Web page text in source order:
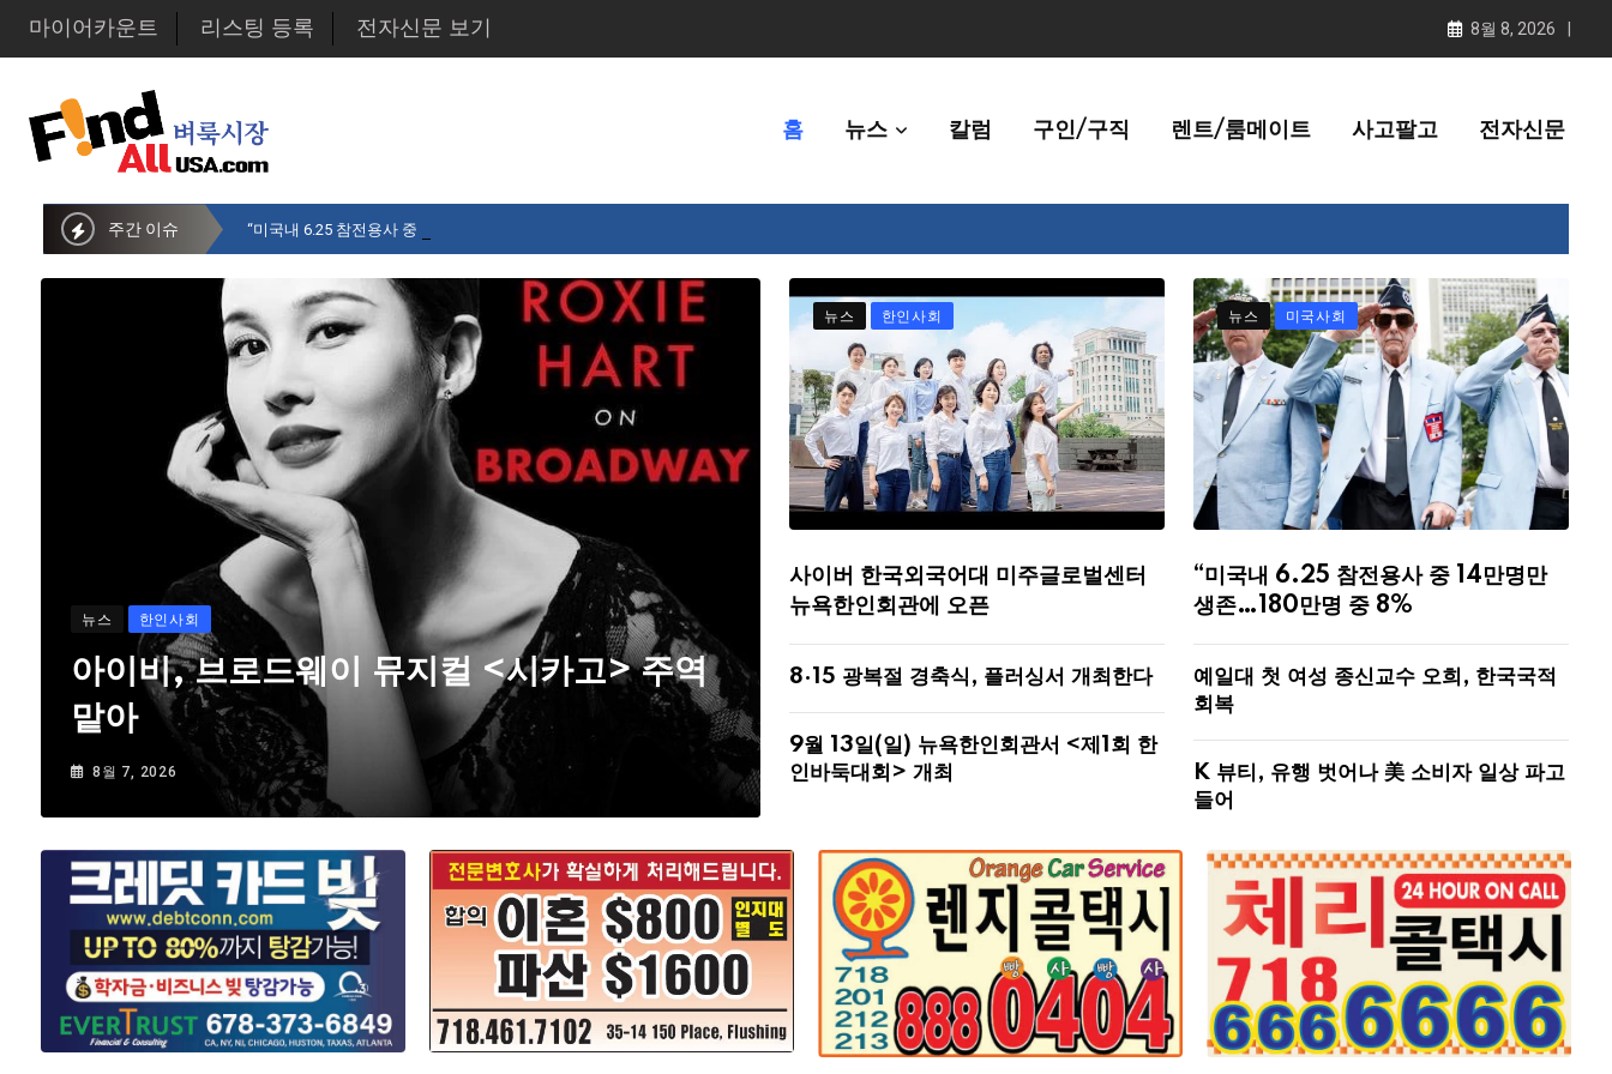
마이어카운트 리스팅 등록 전자신문 보기 8월 8, 2026
홈 뉴스 칼럼 구인/구직 렌트/룸메이트 사고팔고 전자신문
주간 이슈 “미국내 6.25 참전용사 중 14만명만 생존…180만명 중 8% 수준
뉴스 한인사회
아이비, 브로드웨이 뮤지컬 <시카고> 주역
맡아
8월 7, 2026
뉴스 한인사회
사이버 한국외국어대 미주글로벌센터
뉴욕한인회관에 오픈
8·15 광복절 경축식, 플러싱서 개최한다
9월 13일(일) 뉴욕한인회관서 <제1회 한
인바둑대회> 개최
뉴스 미국사회
“미국내 6.25 참전용사 중 14만명만
생존…180만명 중 8%
예일대 첫 여성 종신교수 오희, 한국국적
회복
K 뷰티, 유행 벗어나 美 소비자 일상 파고
들어